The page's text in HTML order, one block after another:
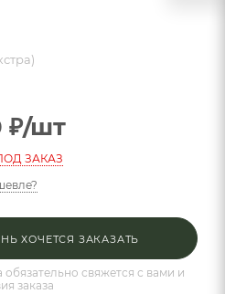
₽/шт
ЗАКАЗ
ХОЧЕТСЯ ЗАКАЗАТЬ
свяжется с вами и
заказа